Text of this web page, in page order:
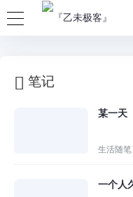
笔记
某一天
生活随笔
一个人